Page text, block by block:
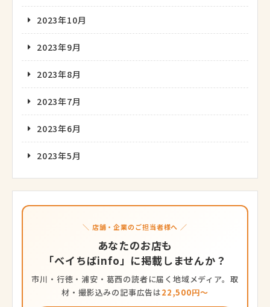
2023年10月
2023年9月
2023年8月
2023年7月
2023年6月
2023年5月
＼ 店舗・企業のご担当者様へ ／
あなたのお店も
「ベイちばinfo」に掲載しませんか？
市川・行徳・浦安・葛西の読者に届く地域メディア。取
材・撮影込みの記事広告は22,500円〜